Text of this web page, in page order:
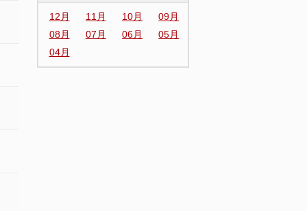
12月 11月 10月
09月
08月
07月 06月
05月
04月